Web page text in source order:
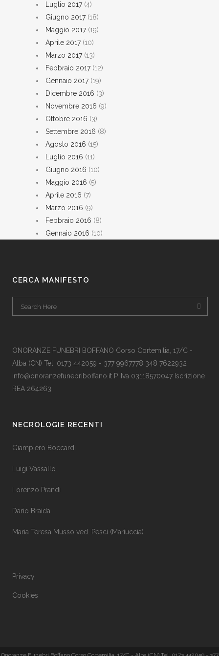
Luglio 2017(4)
Giugno 2017(18)
Maggio 2017(19)
Aprile 2017(10)
Marzo 2017(13)
Febbraio 2017(12)
Gennaio 2017(19)
Dicembre 2016 (3)
Novembre 2016 (9)
Ottobre 2016 (3)
Settembre 2016 (8)
Agosto 2016 (15)
Luglio 2016 (11)
Giugno 2016 (10)
Maggio 2016 (5)
Aprile 2016 (7)
Marzo 2016 (9)
Febbraio 2016 (8)
Gennaio 2016 (10)
CERCA MANIFESTO
ONORANZE FUNEBRI BOFFANO Corso Cortemilia, 17/C -
Alba (CN) Tel. 0173 442059 - 377 9967778 348 7622932
info@onoranzefunebriboffano.it P. Iva 03118570047 Iscrizione
REA 264263
NECROLOGIE RECENTI
Giampiero Boccardi
Luigi Vassallo
Lorenzo Prandi
Dario Braida
Maria Teresa Musso ved. Pesci (Mariuccia)
Privacy
Cookies